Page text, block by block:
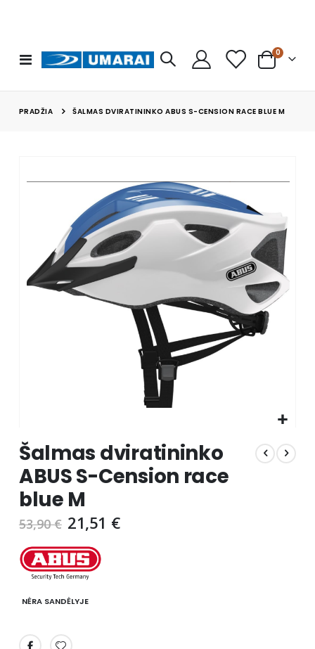
Toggle
Nav
Cart
0prekės
PRADŽIA ŠALMAS DVIRATININKO ABUS S-CENSION RACE BLUE M
images
gallery
to
the
beginning
of
the
images
Šalmas dviratininko
ABUS S-Cension race
blue M
53,90 € 21,51 €
NĖRA SANDĖLYJE